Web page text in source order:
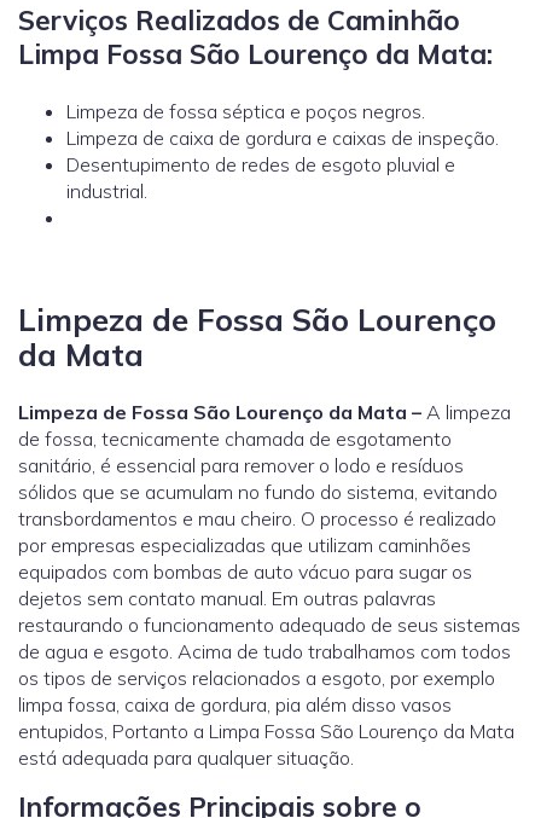
Serviços Realizados de Caminhão
Limpa Fossa São Lourenço da Mata:
Limpeza de fossa séptica e poços negros.
Limpeza de caixa de gordura e caixas de inspeção.
Desentupimento de redes de esgoto pluvial e
industrial.
Limpeza de Fossa São Lourenço
da Mata
Limpeza de Fossa São Lourenço da Mata – A limpeza
de fossa, tecnicamente chamada de esgotamento
sanitário, é essencial para remover o lodo e resíduos
sólidos que se acumulam no fundo do sistema, evitando
transbordamentos e mau cheiro. O processo é realizado
por empresas especializadas que utilizam caminhões
equipados com bombas de auto vácuo para sugar os
dejetos sem contato manual. Em outras palavras
restaurando o funcionamento adequado de seus sistemas
de agua e esgoto. Acima de tudo trabalhamos com todos
os tipos de serviços relacionados a esgoto, por exemplo
limpa fossa, caixa de gordura, pia além disso vasos
entupidos, Portanto a Limpa Fossa São Lourenço da Mata
está adequada para qualquer situação.
Informações Principais sobre o